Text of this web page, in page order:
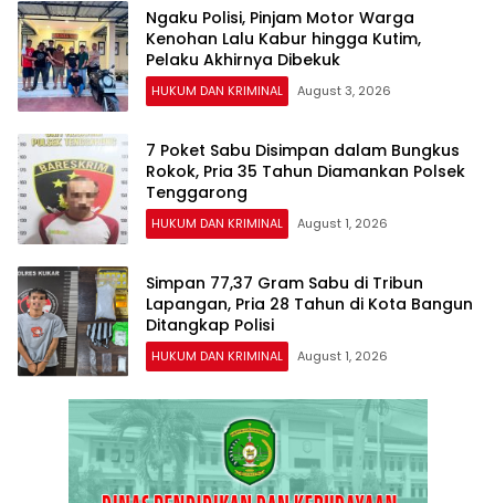
Ngaku Polisi, Pinjam Motor Warga
Kenohan Lalu Kabur hingga Kutim,
Pelaku Akhirnya Dibekuk
HUKUM DAN KRIMINAL August 3, 2026
7 Poket Sabu Disimpan dalam Bungkus
Rokok, Pria 35 Tahun Diamankan Polsek
Tenggarong
HUKUM DAN KRIMINAL August 1, 2026
Simpan 77,37 Gram Sabu di Tribun
Lapangan, Pria 28 Tahun di Kota Bangun
Ditangkap Polisi
HUKUM DAN KRIMINAL August 1, 2026